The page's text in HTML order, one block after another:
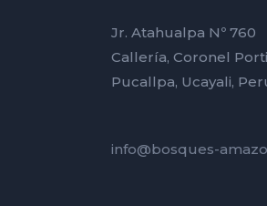
Jr. Atahualpa Nº 760
Callería, Coronel
Pucallpa, Ucayali,
info@bosques-